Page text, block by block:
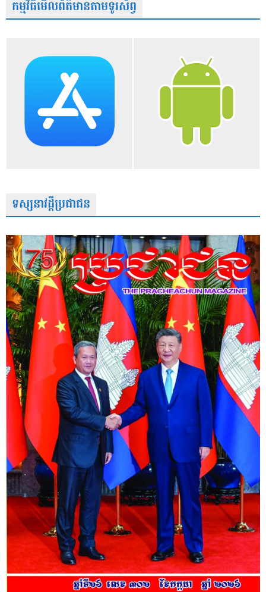
កម្មវិធីមើលព័ត៌មានតាមទូរស័ព្វ
ទស្សនាវដ្តីប្រជាជន